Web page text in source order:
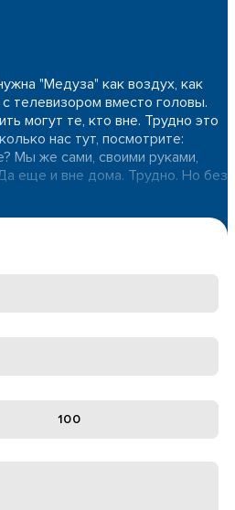
"Медуза" как воздух, как
телевизором вместо головы.
могут те, кто вне. Трудно это
нас тут, посмотрите:
Мы же сами, своими руками,
еще и вне дома. Трудно. Но без
100